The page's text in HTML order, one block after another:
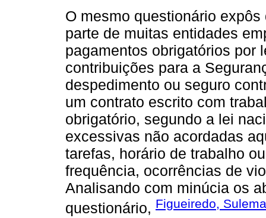
O mesmo questionário
parte de muitas entidades
pagamentos obrigatórios por
contribuições para a
despedimento ou seguro
um contrato escrito com
obrigatório, segundo a lei
excessivas não acordadas
tarefas, horário de trabalho
frequência, ocorrências de
Analisando com minúcia os
questionário, Figueiredo,